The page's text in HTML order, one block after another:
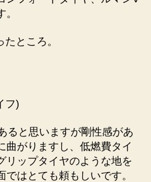
ところ。
フ)
ると思いますが剛性感があ
曲がりますし、低燃費タイ
リップタイヤのような地を
はとても頼もしいです。